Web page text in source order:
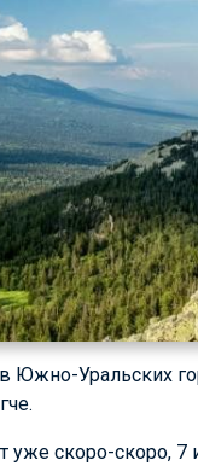
Южно-Уральских
уже скоро-скоро,